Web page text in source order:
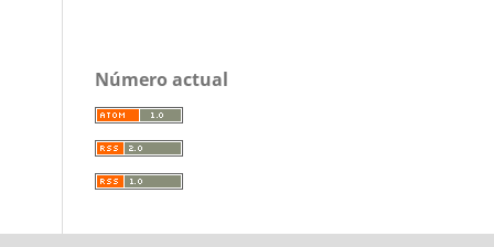
Número actual